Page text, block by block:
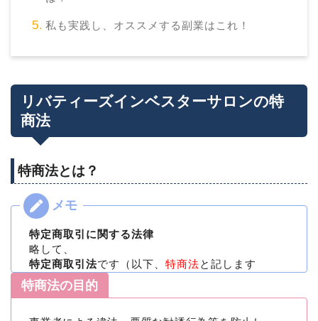
私も実践し、オススメする副業はこれ！
リバティーズインベスターサロンの特
商法
特商法とは？
特定商取引に関する法律
略して、
特定商取引法です（以下、 特商法と記します
特商法の目的